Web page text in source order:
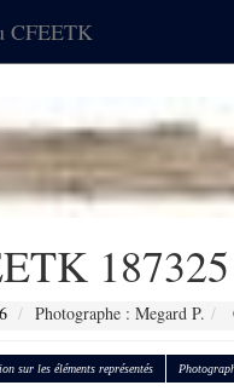
CFEETK
187325
Photographe : Megard P.
sur les éléments représentés